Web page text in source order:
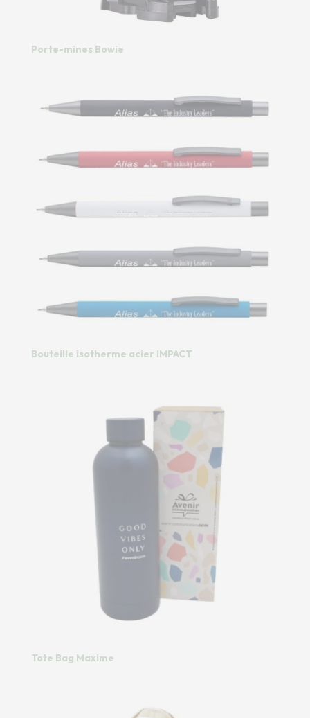
Porte-mines Bowie
Bouteille isotherme acier IMPACT
Tote Bag Maxime